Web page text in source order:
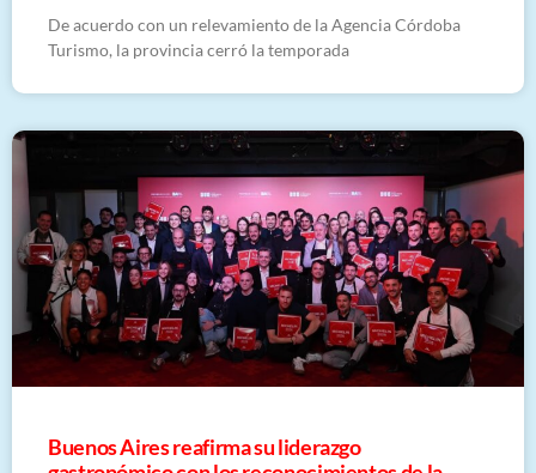
De acuerdo con un relevamiento de la Agencia Córdoba
Turismo, la provincia cerró la temporada
Buenos Aires reafirma su liderazgo